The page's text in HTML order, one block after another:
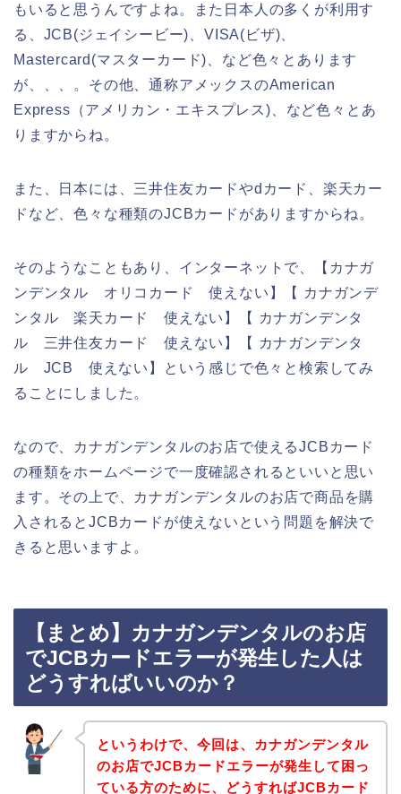
もいると思うんですよね。また日本人の多くが利用す
る、JCB(ジェイシービー)、VISA(ビザ)、
Mastercard(マスターカード)、など色々とあります
が、、、。その他、通称アメックスのAmerican
Express（アメリカン・エキスプレス)、など色々とあ
りますからね。
また、日本には、三井住友カードやdカード、楽天カー
ドなど、色々な種類のJCBカードがありますからね。
そのようなこともあり、インターネットで、【カナガ
ンデンタル オリコカード 使えない】【 カナガンデ
ンタル 楽天カード 使えない】【 カナガンデンタ
ル 三井住友カード 使えない】【 カナガンデンタ
ル JCB 使えない】という感じで色々と検索してみ
ることにしました。
なので、カナガンデンタルのお店で使えるJCBカード
の種類をホームページで一度確認されるといいと思い
ます。その上で、カナガンデンタルのお店で商品を購
入されるとJCBカードが使えないという問題を解決で
きると思いますよ。
【まとめ】カナガンデンタルのお店
でJCBカードエラーが発生した人は
どうすればいいのか？
というわけで、今回は、カナガンデンタル
のお店でJCBカードエラーが発生して困っ
ている方のために、どうすればJCBカード